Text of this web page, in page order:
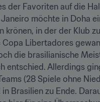
der Favoriten auf die
möchte in Doha
krönen, in der der Klub
Copa Libertadores
entschied. Allerdings
(28 Spiele ohne
Brasilien zu Ende.